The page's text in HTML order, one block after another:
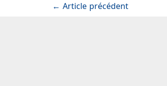
← Article précédent